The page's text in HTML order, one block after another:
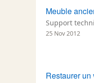
Meuble
Support
25 Nov 2012
Restaurer